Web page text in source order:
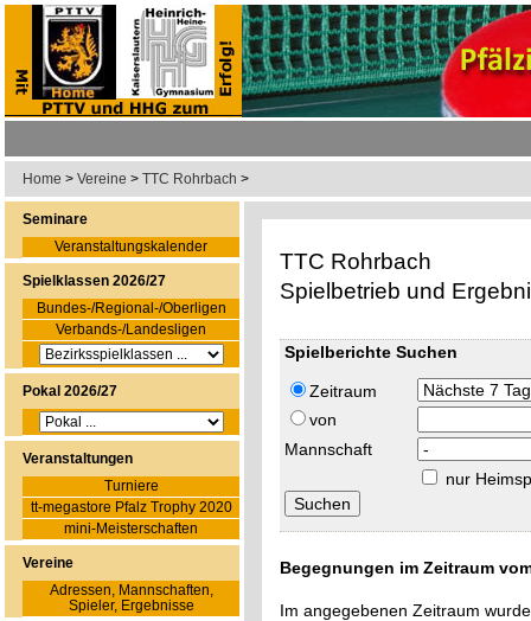
Home > Vereine > TTC Rohrbach >
Seminare
Veranstaltungskalender
Spielklassen 2026/27
Bundes-/Regional-/Oberligen
Verbands-/Landesligen
Pokal 2026/27
Veranstaltungen
Turniere
tt-megastore Pfalz Trophy 2020
mini-Meisterschaften
Vereine
Adressen, Mannschaften,
Spieler, Ergebnisse
TTC Rohrbach
Spielbetrieb und
Spielberichte Suchen
Zeitraum
von
Mannschaft
nur
Begegnungen im Zeitraum
Im angegebenen Zeitraum